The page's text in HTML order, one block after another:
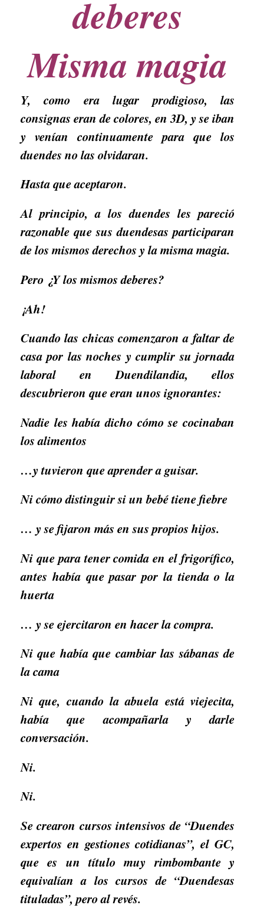
deberes
Misma magia
Y, como era lugar prodigioso, las
consignas eran de colores, en 3D, y se iban
y venían continuamente para que los
duendes no las olvidaran.
Hasta que aceptaron.
Al principio, a los duendes les pareció
razonable que sus duendesas participaran
de los mismos derechos y la misma magia.
Pero ¿Y los mismos deberes?
¡Ah!
Cuando las chicas comenzaron a faltar de
casa por las noches y cumplir su jornada
laboral en Duendilandia, ellos
descubrieron que eran unos ignorantes:
Nadie les había dicho cómo se cocinaban
los alimentos
…y tuvieron que aprender a guisar.
Ni cómo distinguir si un bebé tiene fiebre
… y se fijaron más en sus propios hijos.
Ni que para tener comida en el frigorífico,
antes había que pasar por la tienda o la
huerta
… y se ejercitaron en hacer la compra.
Ni que había que cambiar las sábanas de
la cama
Ni que, cuando la abuela está viejecita,
había que acompañarla y darle
conversación.
Ni.
Ni.
Se crearon cursos intensivos de “Duendes
expertos en gestiones cotidianas”, el GC,
que es un título muy rimbombante y
equivalían a los cursos de “Duendesas
tituladas”, pero al revés.